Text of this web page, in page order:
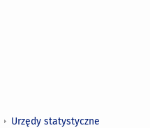
Urzędy statystyczne